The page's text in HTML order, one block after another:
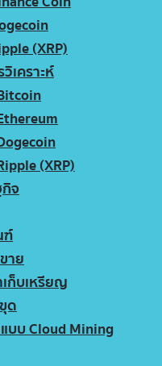
(XRP)
เคราะห์
(XRP)
จ
าย
เก็บเหรียญ
ด
บบ Cloud Mining